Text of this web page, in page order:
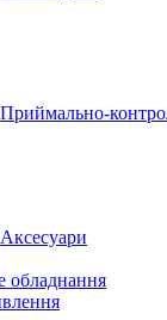
Приймально-
Аксесуари
обладнання